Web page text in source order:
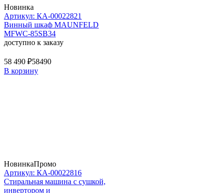
Новинка
Артикул: КА-00022821
Винный шкаф MAUNFELD
MFWC-85SB34
доступно к заказу
58 490 ₽58490
В корзину
НовинкаПромо
Артикул: КА-00022816
Стиральная машина c сушкой,
инвертором и